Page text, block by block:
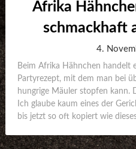
Afrika
schmackhaft
4.
Beim Afrika Hähnchen handelt
Partyrezept, mit dem man bei
hungrige Mäuler stopfen kann.
Ich glaube kaum eines der
bis jetzt so oft kopiert wie